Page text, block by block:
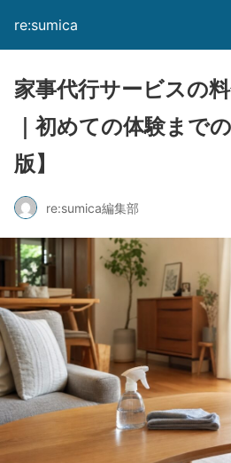
re:sumica
家事代行サービスの
｜初めての体験まで
版】
re:sumica編集部